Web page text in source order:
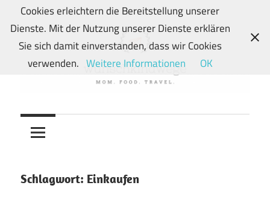
Zum
Inhalt
springen
wunschkindwege
Wunschkindern
und
Mein
Schlagwort: Einkaufen
Cookies erleichtern die Bereitstellung unserer
Dienste. Mit der Nutzung unserer Dienste erklären
Sie sich damit einverstanden, dass wir Cookies
verwenden. Weitere Informationen OK